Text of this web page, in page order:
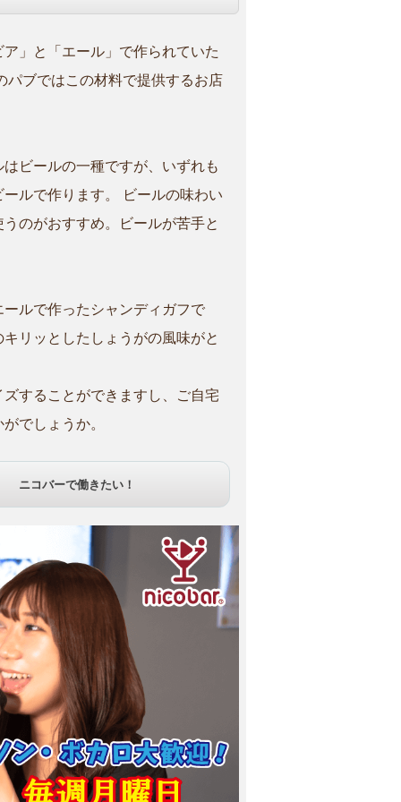
」と「エール」で作られていた
パブではこの材料で提供するお店
ビールの一種ですが、いずれも
ルで作ります。 ビールの味わい
のがおすすめ。ビールが苦手と
ルで作ったシャンディガフで
リッとしたしょうがの風味がと
することができますし、ご自宅
でしょうか。
ニコバーで働きたい！